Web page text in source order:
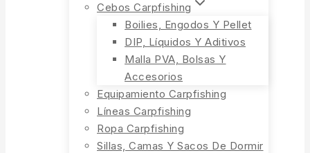
Cebos Carpfishing
Boilies, Engodos Y Pellet
DIP, Líquidos Y Aditivos
Malla PVA, Bolsas Y
Accesorios
Equipamiento Carpfishing
Líneas Carpfishing
Ropa Carpfishing
Sillas, Camas Y Sacos De Dormir